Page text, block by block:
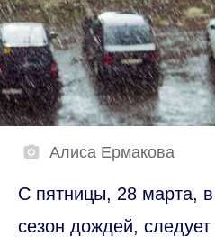
Алиса Ермакова
С пятницы, 28 марта, в
сезон дождей,